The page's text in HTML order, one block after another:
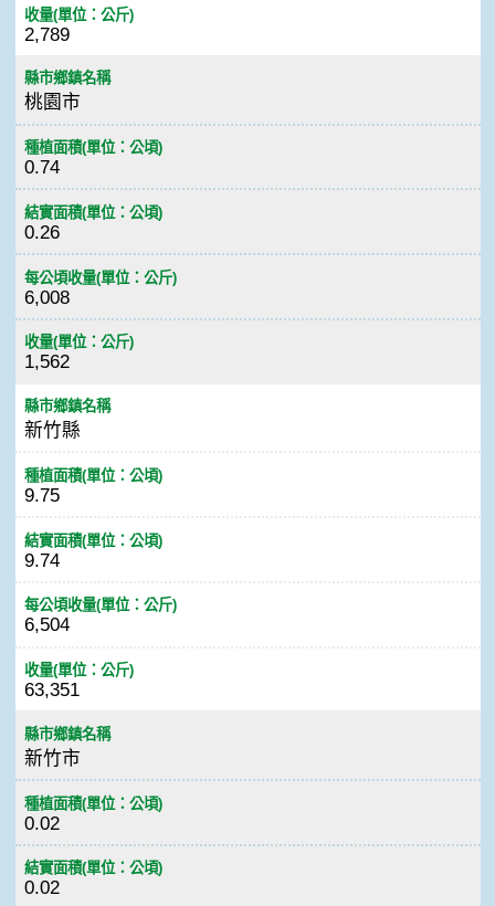
收量(單位：公斤)
2,789
縣市鄉鎮名稱
桃園市
種植面積(單位：公頃)
0.74
結實面積(單位：公頃)
0.26
每公頃收量(單位：公斤)
6,008
收量(單位：公斤)
1,562
縣市鄉鎮名稱
新竹縣
種植面積(單位：公頃)
9.75
結實面積(單位：公頃)
9.74
每公頃收量(單位：公斤)
6,504
收量(單位：公斤)
63,351
縣市鄉鎮名稱
新竹市
種植面積(單位：公頃)
0.02
結實面積(單位：公頃)
0.02